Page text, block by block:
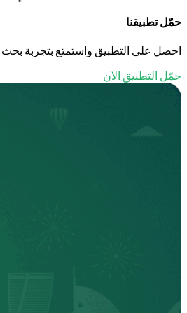
حمّل تطبيقنا
احصل على التطبيق واستمتع بتجربة بحث
حمّل التطبيق الآن